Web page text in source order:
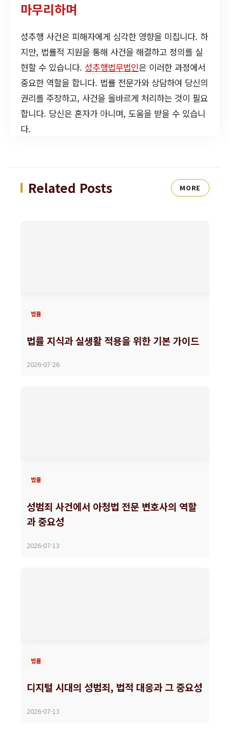
마무리하며
성추행 사건은 피해자에게 심각한 영향을 미칩니다. 하
지만, 법률적 지원을 통해 사건을 해결하고 정의를 실
현할 수 있습니다. 성추행법무법인은 이러한 과정에서
중요한 역할을 합니다. 법률 전문가와 상담하여 당신의
권리를 주장하고, 사건을 올바르게 처리하는 것이 필요
합니다. 당신은 혼자가 아니며, 도움을 받을 수 있습니
다.
Related Posts MORE
법률
법률 지식과 실생활 적용을 위한 기본 가이드
2026-07-26
법률
성범죄 사건에서 아청법 전문 변호사의 역할
과 중요성
2026-07-13
법률
디지털 시대의 성범죄, 법적 대응과 그 중요성
2026-07-13